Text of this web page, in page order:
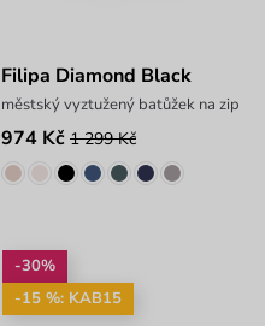
Filipa Diamond Black
městský vyztužený batůžek na zip
974 Kč 1 299 Kč
-30%
-15 %: KAB15